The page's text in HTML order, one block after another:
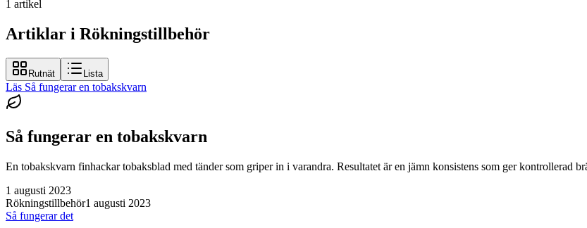
1 artikel
Artiklar i Rökningstillbehör
Rutnät Lista
Läs Så fungerar en tobakskvarn
Så fungerar en tobakskvarn
En tobakskvarn finhackar tobaksblad med tänder som griper in i varandra. Resultatet är en jämn konsistens som ger kontrollerad
1 augusti 2023
Rökningstillbehör1 augusti 2023
Så fungerar det